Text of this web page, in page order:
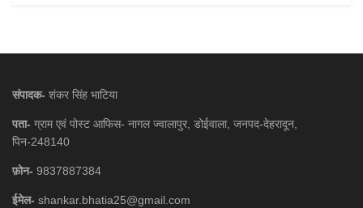
संपादक- शंकर सिंह भाटिया
पता- ग्राम एवं पोस्ट आफिस- नागल ज्वालापुर, डोईवाला, जनपद-देहरादून,
पिन-248140
फ़ोन- 9837887384
ईमेल- shankar.bhatia25@gmail.com